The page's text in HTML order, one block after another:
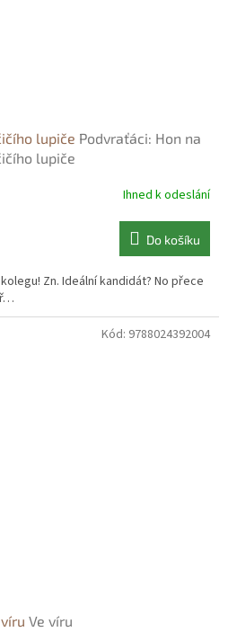
lupiče Podvraťáci: Hon na
lupiče
Ihned k odeslání
Do košíku
Zn. Ideální kandidát? No přece
Ve víru
Kód: 9788024392004